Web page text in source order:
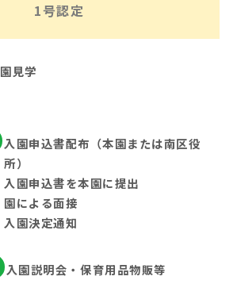
1号認定
園見学
入園申込書配布（本園または南区役
所）
入園申込書を本園に提出
園による面接
入園決定通知
入園説明会・保育用品物販等